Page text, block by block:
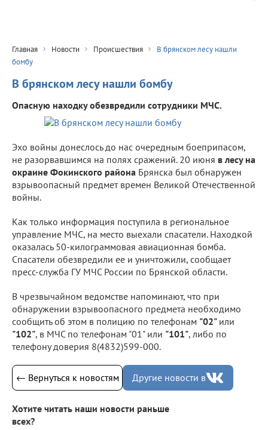
Главная Новости Происшествия
В брянском лесу нашли
бомбу
В брянском лесу нашли бомбу
Опасную находку обезвредили сотрудники МЧС.
Эхо войны донеслось до нас очередным боеприпасом,
не разорвавшимся на полях сражений. 20 июня в лесу на
окраине Фокинского района Брянска был обнаружен
взрывоопасный предмет времен Великой Отечественной
войны.
Как только информация поступила в региональное
управление МЧС, на место выехали спасатели. Находкой
оказалась 50-килограммовая авиационная бомба.
Спасатели обезвредили ее и уничтожили, сообщает
пресс-служба ГУ МЧС России по Брянской области.
В чрезвычайном ведомстве напоминают, что при
обнаружении взрывоопасного предмета необходимо
сообщить об этом в полицию по телефонам "02" или
"102", в МЧС по телефонам "01" или "101", либо по
телефону доверия 8(4832)599-000.
← Вернуться к новостям Другие новости в
Хотите читать наши новости раньше
всех?